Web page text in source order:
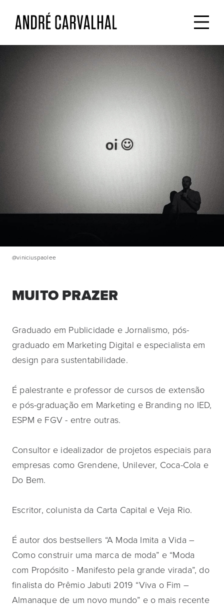
@viniciuspaolee
MUITO PRAZER
Graduado em Publicidade e Jornalismo, pós-
graduado em Marketing Digital e especialista em
design para sustentabilidade.
É palestrante e professor de cursos de extensão
e pós-graduação em Marketing e Branding no IED,
ESPM e FGV - entre outras.
Consultor e idealizador de projetos especiais para
empresas como Grendene, Unilever, Coca-Cola e
Do Bem.
Escritor, colunista da Carta Capital e Veja Rio.
É autor dos bestsellers “A Moda Imita a Vida –
Como construir uma marca de moda” e “Moda
com Propósito - Manifesto pela grande virada”, do
finalista do Prêmio Jabuti 2019 “Viva o Fim –
Almanaque de um novo mundo” e o mais recente